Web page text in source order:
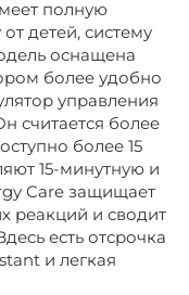
полную
детей, систему
оснащена
более удобно
управления
считается более
более 15
15-минутную и
Care защищает
реакций и сводит
есть отсрочка
и легкая